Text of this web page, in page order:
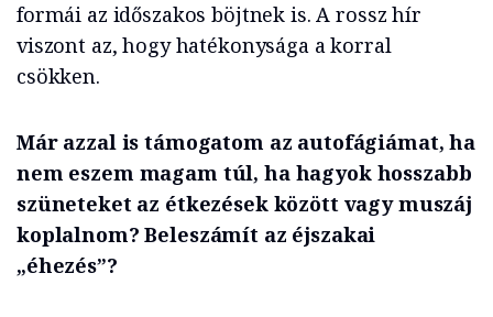
formái az időszakos böjtnek is. A rossz hír
viszont az, hogy hatékonysága a korral
csökken.
Már azzal is támogatom az autofágiámat, ha
nem eszem magam túl, ha hagyok hosszabb
szüneteket az étkezések között vagy muszáj
koplalnom? Beleszámít az éjszakai
„éhezés”?